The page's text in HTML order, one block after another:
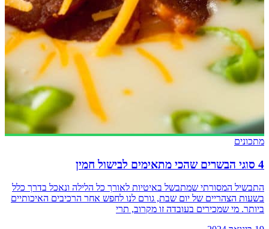
מתכונים
4 סוגי הבשרים שהכי מתאימים לבישול חמין
התבשיל המסורתי שמתבשל באיטיות לאורך כל הלילה ונאכל בדרך כלל
בשעות הצהריים של יום שבת, גורם לנו לחפש אחר הרכיבים האיכותיים
ביותר. מי שמכירים בעובדה זו מקרוב, תרי